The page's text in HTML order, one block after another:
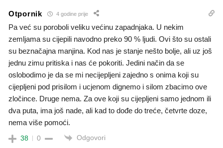
Otpornik 4 godine prije
Pa već su poroboli veliku većinu zapadnjaka. U nekim
zemljama su cijepili navodno preko 90 % ljudi. Ovi što su ostali
su beznačajna manjina. Kod nas je stanje nešto bolje, ali uz još
jednu zimu pritiska i nas će pokoriti. Jedini način da se
oslobodimo je da se mi necijepljeni zajedno s onima koji su
cijepljeni pod prisilom i ucjenom dignemo i silom zbacimo ove
zločince. Druge nema. Za ove koji su cijepljeni samo jednom ili
dva puta, ima još nade, ali kad to dođe do treće, četvrte doze,
nema više pomoći.
38 0 Odgovori